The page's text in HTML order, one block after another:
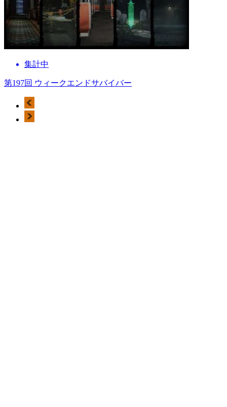
集計中
第197回 ウィークエンドサバイバー